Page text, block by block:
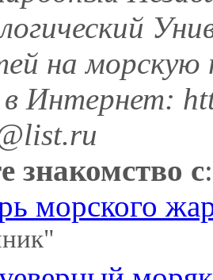
на морскую
Интернет:
знакомство с:
морского